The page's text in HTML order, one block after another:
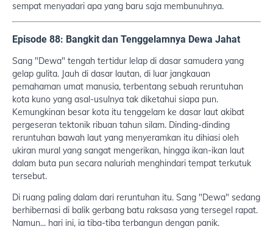
sempat menyadari apa yang baru saja membunuhnya.
Episode 88: Bangkit dan Tenggelamnya Dewa Jahat
Sang "Dewa" tengah tertidur lelap di dasar samudera yang
gelap gulita. Jauh di dasar lautan, di luar jangkauan
pemahaman umat manusia, terbentang sebuah reruntuhan
kota kuno yang asal-usulnya tak diketahui siapa pun.
Kemungkinan besar kota itu tenggelam ke dasar laut akibat
pergeseran tektonik ribuan tahun silam. Dinding-dinding
reruntuhan bawah laut yang menyeramkan itu dihiasi oleh
ukiran mural yang sangat mengerikan, hingga ikan-ikan laut
dalam buta pun secara naluriah menghindari tempat terkutuk
tersebut.
Di ruang paling dalam dari reruntuhan itu. Sang "Dewa" sedang
berhibernasi di balik gerbang batu raksasa yang tersegel rapat.
Namun... hari ini, ia tiba-tiba terbangun dengan panik.